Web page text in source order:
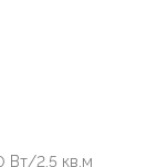
Вт/2.5 кв.м